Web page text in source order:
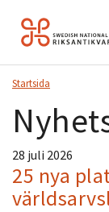
Hoppa
till
Startsida
28 juli 2026
25 nya